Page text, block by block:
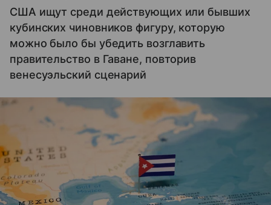
США ищут среди действующих или бывших
кубинских чиновников фигуру, которую
можно было бы убедить возглавить
правительство в Гаване, повторив
венесуэльский сценарий